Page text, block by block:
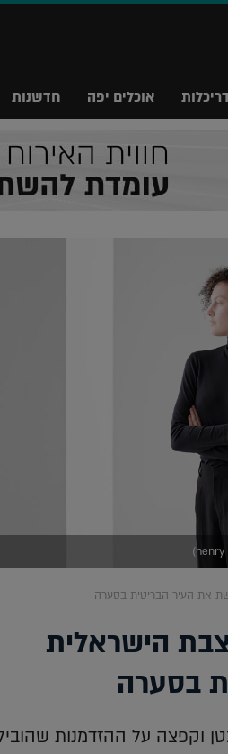
אוכלים יפה חדשנות
את העיר הבריטית בסערה
הישראלית
בסערה
וקפצה על ההזדמנות